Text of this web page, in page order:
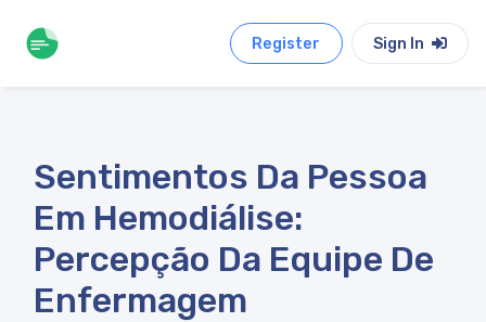
Register Sign In
Sentimentos Da Pessoa
Em Hemodiálise:
Percepção Da Equipe De
Enfermagem